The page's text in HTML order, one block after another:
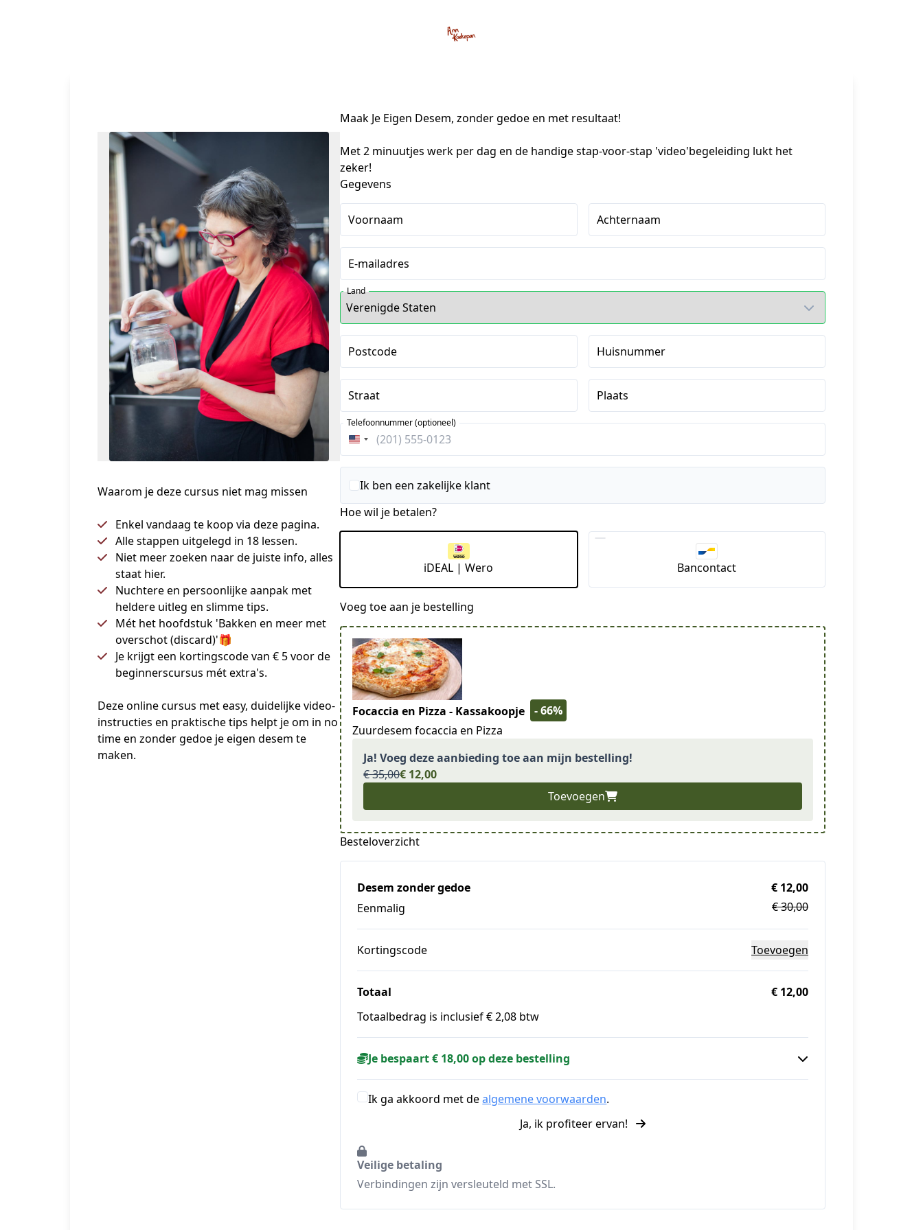
Waarom je deze cursus niet mag missen
Enkel vandaag te koop via deze pagina.
Alle stappen uitgelegd in 18 lessen.
Niet meer zoeken naar de juiste info, alles
staat hier.
Nuchtere en persoonlijke aanpak met
heldere uitleg en slimme tips.
Mét het hoofdstuk 'Bakken en meer met
overschot (discard)'🎁
Je krijgt een kortingscode van € 5 voor de
beginnerscursus mét extra's.
Deze online cursus met easy, duidelijke video-
instructies en praktische tips helpt je om in no
time en zonder gedoe je eigen desem te
maken.
Maak Je Eigen Desem, zonder gedoe en met resultaat!
Met 2 minuutjes werk per dag en de handige stap-voor-stap 'video'begeleiding lukt het
zeker!
Gegevens
Voornaam Achternaam
E-mailadres
Land
Postcode Huisnummer
Straat Plaats
Verenigde
Staten
Telefoonnummer (optioneel)
Ik ben een zakelijke klant
Hoe wil je betalen?
iDEAL | Wero Bancontact
Voeg toe aan je bestelling
Focaccia en Pizza - Kassakoopje
- 66%
Zuurdesem focaccia en Pizza
Ja! Voeg deze aanbieding toe aan mijn bestelling!
€ 35,00€ 12,00
Toevoegen
Besteloverzicht
Desem zonder gedoe
Eenmalig
€ 12,00
€ 30,00
Kortingscode Toevoegen
Totaal
€ 12,00
Totaalbedrag is inclusief € 2,08 btw
Je bespaart € 18,00 op deze bestelling
Ik ga akkoord met dealgemene voorwaarden.
Ja, ik profiteer ervan!
Veilige betaling
Verbindingen zijn versleuteld met SSL.